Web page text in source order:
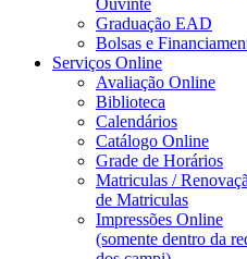
Ouvinte
Graduação EAD
Bolsas e
Serviços Online
Avaliação Online
Biblioteca
Calendários
Catálogo Online
Grade de Horários
Matriculas /
de Matriculas
Impressões Online
(somente dentro da